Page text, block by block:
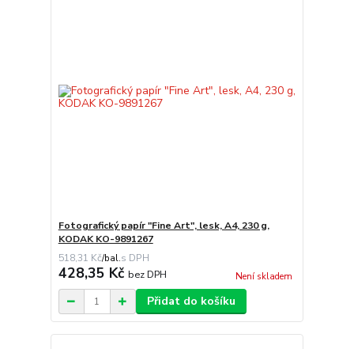
Fotografický papír "Fine Art", lesk, A4, 230 g,
KODAK KO-9891267
518,31 Kč/bal.
428,35 Kč bez DPH Není skladem
Přidat do košíku